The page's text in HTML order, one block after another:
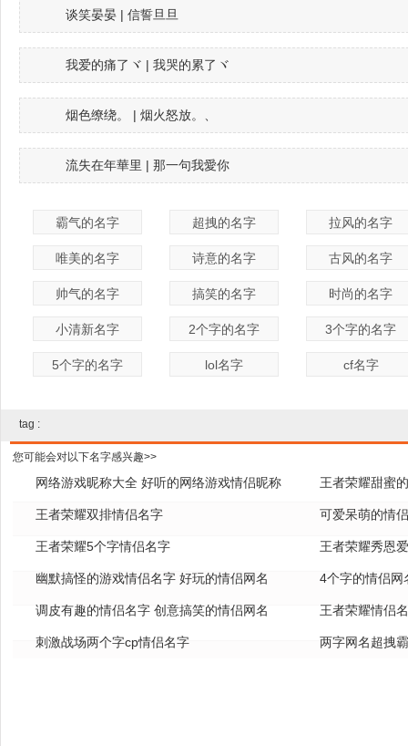
谈笑晏晏 | 信誓旦旦
我爱的痛了ヾ | 我哭的累了ヾ
烟色缭绕。 | 烟火怒放。、
流失在年華里 | 那一句我愛你
霸气的名字 超拽的名字 拉风的名字
唯美的名字 诗意的名字 古风的名字
帅气的名字 搞笑的名字 时尚的名字
小清新名字 2个字的名字 3个字的名字
5个字的名字 lol名字 cf名字
tag :
您可能会对以下名字感兴趣>>
网络游戏昵称大全 好听的网络游戏情侣昵称 王者荣耀甜蜜
王者荣耀双排情侣名字 可爱呆萌的情
王者荣耀5个字情侣名字 王者荣耀秀恩
幽默搞怪的游戏情侣名字 好玩的情侣网名 4个字的情侣网
调皮有趣的情侣名字 创意搞笑的情侣网名 王者荣耀情侣
刺激战场两个字cp情侣名字 两字网名超拽